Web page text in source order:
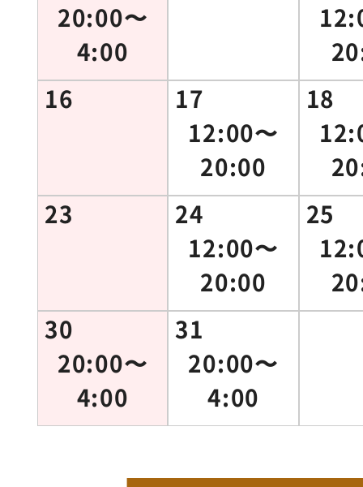
20:00〜
4:00
16
17
12:00〜
20:00
18
23
24
12:00〜
20:00
25
30
20:00〜
4:00
31
20:00〜
4:00